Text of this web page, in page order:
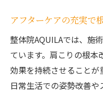
アフターケアの充実で
整体院AQUILAでは、施
ています。肩こりの根
効果を持続させることが
日常生活での姿勢改善